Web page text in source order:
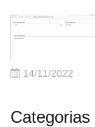
14/11/2022
Categorias